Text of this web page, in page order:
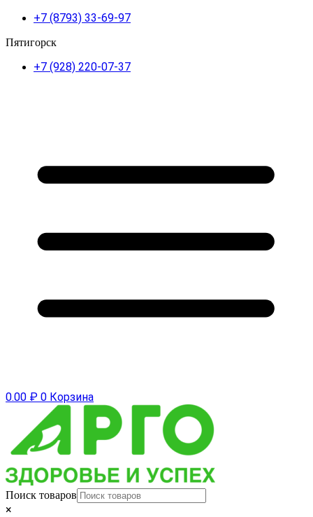
+7 (8793) 33-69-97
Пятигорск
+7 (928) 220-07-37
0.00 ₽ 0 Корзина
Поиск товаров
×